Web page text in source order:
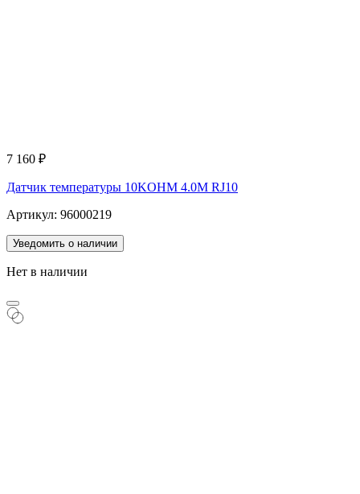
7 160 ₽
Датчик температуры 10KOHM 4.0M RJ10
Артикул: 96000219
Уведомить о наличии
Нет в наличии